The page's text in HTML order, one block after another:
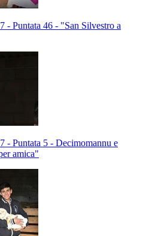
Puntata 46 - "San Silvestro a
Puntata 5 - Decimomannu e
amica"